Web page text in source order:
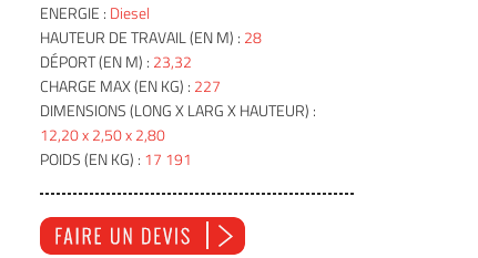
ENERGIE : Diesel
HAUTEUR DE TRAVAIL (EN M) : 28
DÉPORT (EN M) : 23,32
CHARGE MAX (EN KG) : 227
DIMENSIONS (LONG X LARG X HAUTEUR) :
12,20 x 2,50 x 2,80
POIDS (EN KG) : 17 191